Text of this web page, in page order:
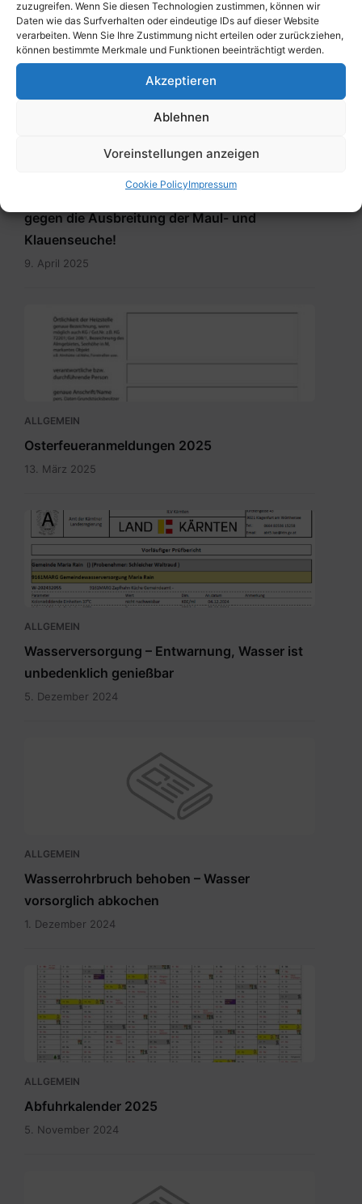
zuzugreifen. Wenn Sie diesen Technologien zustimmen, können wir
Daten wie das Surfverhalten oder eindeutige IDs auf dieser Website
verarbeiten. Wenn Sie Ihre Zustimmung nicht erteilen oder zurückziehen,
können bestimmte Merkmale und Funktionen beeinträchtigt werden.
Akzeptieren
Ablehnen
Voreinstellungen anzeigen
Cookie PolicyImpressum
5. August 2025
gegen die Ausbreitung der Maul- und
Klauenseuche!
9. April 2025
Meldung_Heizstelle_Brauchtumsfeuer.pdf
ALLGEMEIN
Osterfeueranmeldungen 2025
13. März 2025
Bild.png
ALLGEMEIN
Wasserversorgung – Entwarnung, Wasser ist
unbedenklich genießbar
5. Dezember 2024
ALLGEMEIN
Wasserrohrbruch behoben – Wasser
vorsorglich abkochen
1. Dezember 2024
Abfuhrkalender
2025.pdf
ALLGEMEIN
Abfuhrkalender 2025
5. November 2024